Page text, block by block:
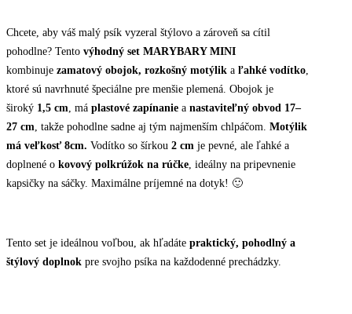
Chcete, aby váš malý psík vyzeral štýlovo a zároveň sa cítil
pohodlne? Tento výhodný set MARYBARY MINI
kombinuje zamatový obojok, rozkošný motýlik a ľahké vodítko
ktoré sú navrhnuté špeciálne pre menšie plemená. Obojok je
široký 1,5 cm , má plastové zapínanie a nastaviteľný obvod 17–
27 cm , takže pohodlne sadne aj tým najmenším chlpáčom. Motýlik
má veľkosť 8cm. Vodítko so šírkou 2 cm je pevné, ale ľahké a
doplnené o kovový polkrúžok na rúčke , ideálny na pripevnenie
kapsičky na sáčky. Maximálne príjemné na dotyk! 🙂
Tento set je ideálnou voľbou, ak hľadáte praktický, pohodlný a
štýlový doplnok pre svojho psíka na každodenné prechádzky.